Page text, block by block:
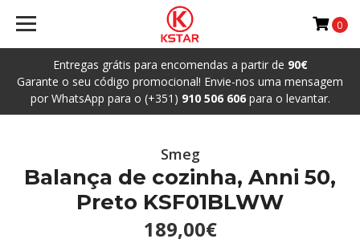
Entregas grátis para encomendas a partir de 90€
Garante o seu código promocional! Envie-nos uma mensagem
por WhatsApp para o (+351) 910 506 606para o levantar.
0
Smeg
Balança de cozinha, Anni 50,
Preto KSF01BLWW
189,00€